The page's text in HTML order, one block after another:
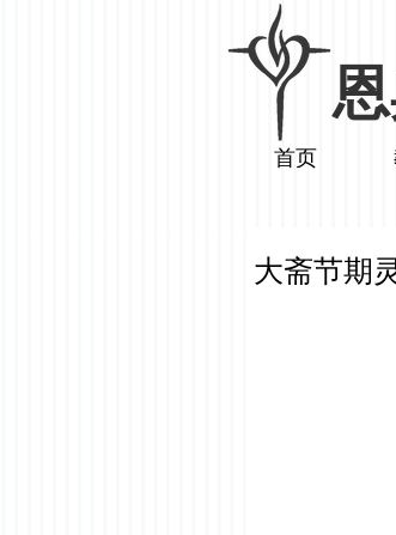
首页
大斋节期